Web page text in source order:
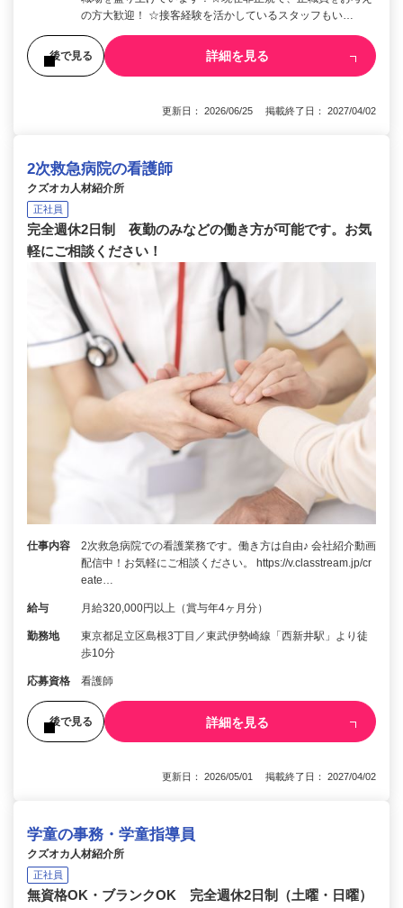
の方大歓迎！ ☆接客経験を活かしているスタッフもい…
後で見る 詳細を見る
更新日： 2026/06/25 掲載終了日： 2027/04/02
2次救急病院の看護師
クズオカ人材紹介所
正社員
完全週休2日制 夜勤のみなどの働き方が可能です。お気
軽にご相談ください！
仕事内容
2次救急病院での看護業務です。働き方は自由♪ 会社紹介動画
配信中！お気軽にご相談ください。 https://v.classtream.jp/cr
eate…
給与 月給320,000円以上（賞与年4ヶ月分）
勤務地
東京都足立区島根3丁目／東武伊勢崎線「西新井駅」より徒
歩10分
応募資格 看護師
後で見る 詳細を見る
更新日： 2026/05/01 掲載終了日： 2027/04/02
学童の事務・学童指導員
クズオカ人材紹介所
正社員
無資格OK・ブランクOK 完全週休2日制（土曜・日曜）